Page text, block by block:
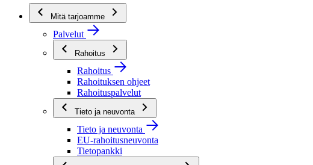
Mitä tarjoamme
Palvelut
Rahoitus
Rahoitus
Rahoituksen ohjeet
Rahoituspalvelut
Tieto ja neuvonta
Tieto ja neuvonta
EU-rahoitusneuvonta
Tietopankki